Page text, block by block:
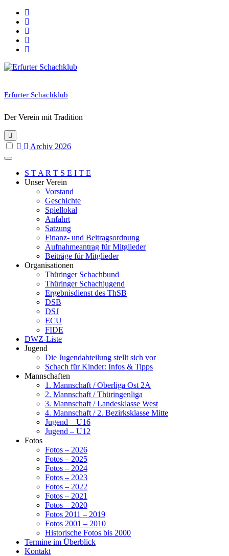
Skip
content
Erfurter Schachklub
Der Verein mit Tradition
Archiv 2026
S T A R T S E I T E
Unser Verein
Vorstand
Geschichte
Spiellokal
Anfahrt
Satzung
Finanz- und Beitragsordnung
Aufnahmeantrag für Mitglieder
Beiträge für Mitglieder
Organisationen
Thüringer Schachbund
Thüringer Schachjugend
Ergebnisdienst des ThSB
DSB
DSJ
ECU
FIDE
DWZ-Liste
Jugend
Die Jugendabteilung stellt sich vor
Schach für Kinder: Infos & Tipps
Mannschaften
1. Mannschaft / Oberliga Ost 2A
2. Mannschaft / Thüringenliga
3. Mannschaft / Landesklasse West
4. Mannschaft / 2. Bezirksklasse Mitte
Jugend – U16
Jugend – U12
Fotos
Fotos – 2026
Fotos – 2025
Fotos – 2024
Fotos – 2023
Fotos – 2022
Fotos – 2021
Fotos – 2020
Fotos 2011 – 2019
Fotos 2001 – 2010
Historische Fotos bis 2000
Termine im Überblick
Kontakt